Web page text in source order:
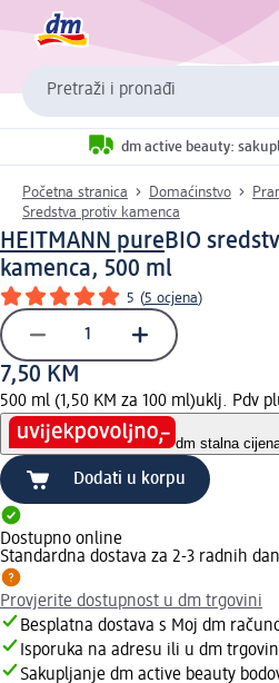
Pretraži i pronađi
dm active beauty:
Početna stranica Domaćinstvo
Sredstva protiv kamenca
HEITMANN pureBIO
kamenca, 500 ml
5 (5 ocjena)
7,50 KM
500 ml (1,50 KM za 100 ml)uklj. Pdv
dm stalna
Dodati u korpu
Dostupno online
Standardna dostava za 2-3 radnih
Provjerite dostupnost u dm trgovini
Besplatna dostava s Moj dm
Isporuka na adresu ili u dm
Sakupljanje dm active beauty